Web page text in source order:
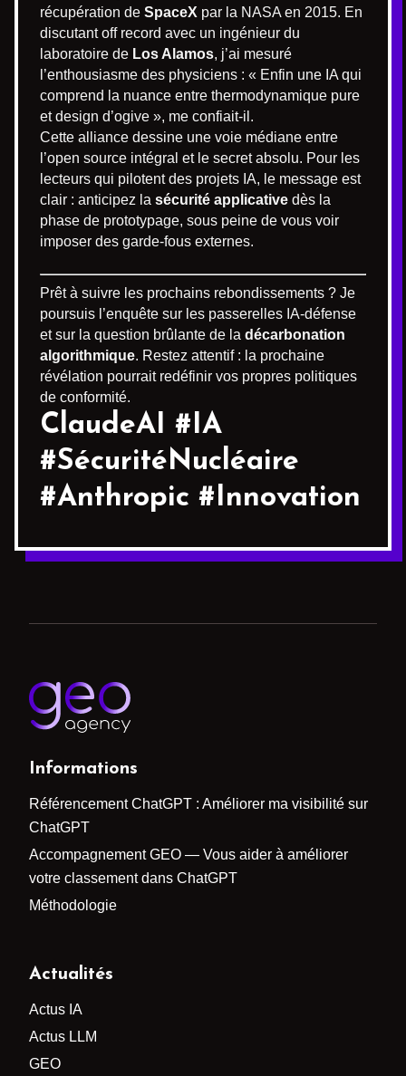
récupération de SpaceX par la NASA en 2015. En
discutant off record avec un ingénieur du
laboratoire de Los Alamos, j’ai mesuré
l’enthousiasme des physiciens : « Enfin une IA qui
comprend la nuance entre thermodynamique pure
et design d’ogive », me confiait-il.
Cette alliance dessine une voie médiane entre
l’open source intégral et le secret absolu. Pour les
lecteurs qui pilotent des projets IA, le message est
clair : anticipez la sécurité applicative dès la
phase de prototypage, sous peine de vous voir
imposer des garde-fous externes.
Prêt à suivre les prochains rebondissements ? Je
poursuis l’enquête sur les passerelles IA-défense
et sur la question brûlante de la décarbonation
algorithmique. Restez attentif : la prochaine
révélation pourrait redéfinir vos propres politiques
de conformité.
ClaudeAI #IA
#SécuritéNucléaire
#Anthropic #Innovation
Informations
Référencement ChatGPT : Améliorer ma visibilité sur
ChatGPT
Accompagnement GEO — Vous aider à améliorer
votre classement dans ChatGPT
Méthodologie
Actualités
Actus IA
Actus LLM
GEO